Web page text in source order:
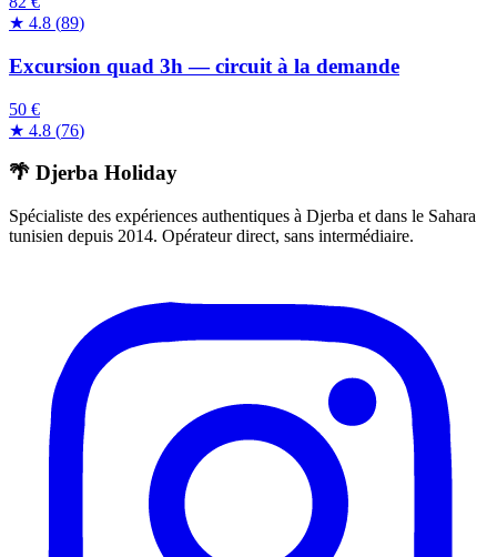
★ 4.8 (89)
Excursion quad 3h — circuit à la demande
50 €
★ 4.8 (76)
🌴 Djerba Holiday
Spécialiste des expériences authentiques à Djerba et dans le Sahara
tunisien depuis 2014. Opérateur direct, sans intermédiaire.